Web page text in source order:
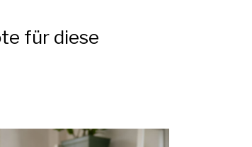
für diese